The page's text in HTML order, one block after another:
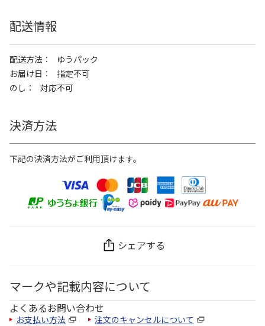
配送情報
配送方法
ゆうパック
お届け日
指定不可
のし
対応不可
決済方法
下記の決済方法がご利用頂けます。
シェアする
マークや記載内容について
よくあるお問い合わせ
お支払い方法 注文のキャンセルについて